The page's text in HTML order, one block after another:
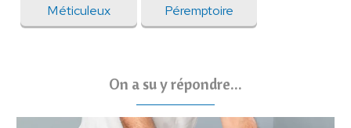
Méticuleux Péremptoire
On a su y répondre...